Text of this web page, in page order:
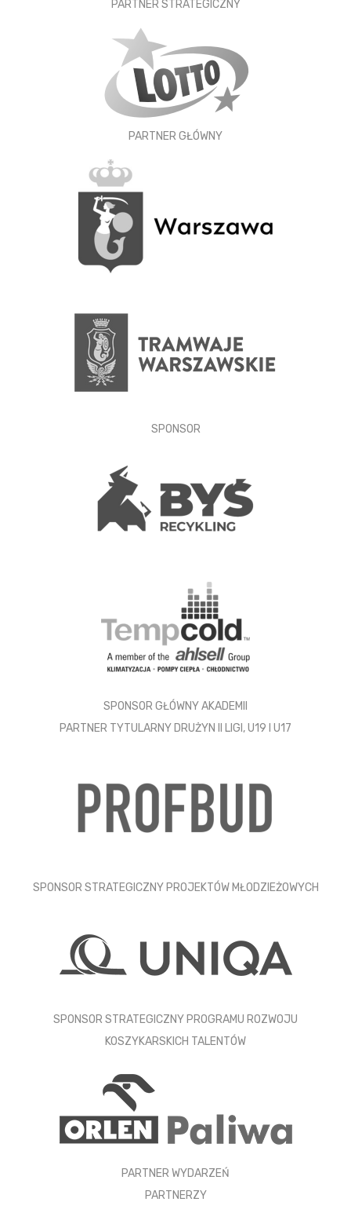
PARTNER STRATEGICZNY
PARTNER GŁÓWNY
SPONSOR
SPONSOR GŁÓWNY AKADEMII
PARTNER TYTULARNY DRUŻYN II LIGI, U19 I U17
SPONSOR STRATEGICZNY PROJEKTÓW MŁODZIEŻOWYCH
SPONSOR STRATEGICZNY PROGRAMU ROZWOJU
KOSZYKARSKICH TALENTÓW
PARTNER WYDARZEŃ
PARTNERZY